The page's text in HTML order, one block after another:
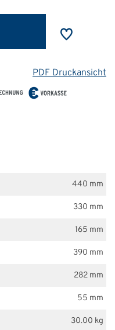
PDF Druckansicht
440 mm
330 mm
165 mm
390 mm
282 mm
55 mm
30.00 kg